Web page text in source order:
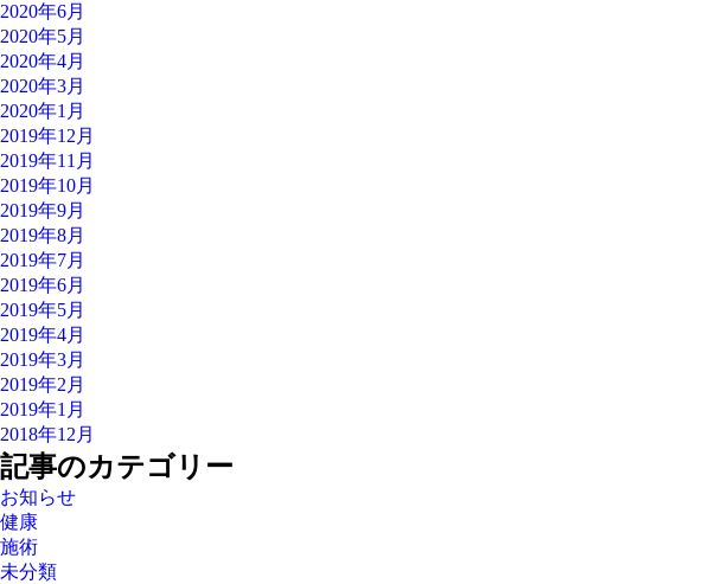
2020年6月
2020年5月
2020年4月
2020年3月
2020年1月
2019年12月
2019年11月
2019年10月
2019年9月
2019年8月
2019年7月
2019年6月
2019年5月
2019年4月
2019年3月
2019年2月
2019年1月
2018年12月
記事のカテゴリー
お知らせ
健康
施術
未分類